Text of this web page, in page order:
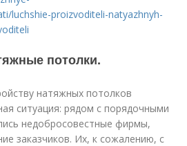
luchshie-proizvoditeli-natyazhnyh-
потолки.
натяжных потолков
ситуация: рядом с порядочными
недобросовестные фирмы,
заказчиков. Их, к сожалению, с